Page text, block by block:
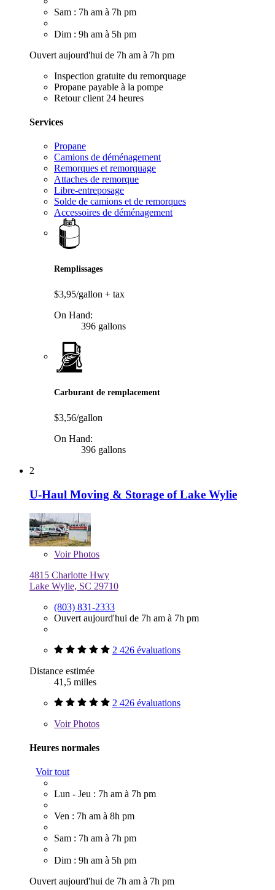
Sam : 7h am à 7h pm
Dim : 9h am à 5h pm
Ouvert aujourd'hui de 7h am à 7h pm
Inspection gratuite du remorquage
Propane payable à la pompe
Retour client 24 heures
Services
Propane
Camions de déménagement
Remorques et remorquage
Attaches de remorque
Libre-entreposage
Solde de camions et de remorques
Accessoires de déménagement
Remplissages
$3,95/gallon + tax
On Hand:
396 gallons
Carburant de remplacement
$3,56/gallon
On Hand:
396 gallons
2
U-Haul Moving & Storage of Lake Wylie
VoirPhotos
4815 Charlotte Hwy
Lake Wylie, SC 29710
(803) 831-2333
Ouvert aujourd'hui de 7h am à 7h pm
2 426 évaluations
Distance estimée
41,5 milles
2 426 évaluations
VoirPhotos
Heures normales
Voir tout
Lun - Jeu : 7h am à 7h pm
Ven : 7h am à 8h pm
Sam : 7h am à 7h pm
Dim : 9h am à 5h pm
Ouvert aujourd'hui de 7h am à 7h pm